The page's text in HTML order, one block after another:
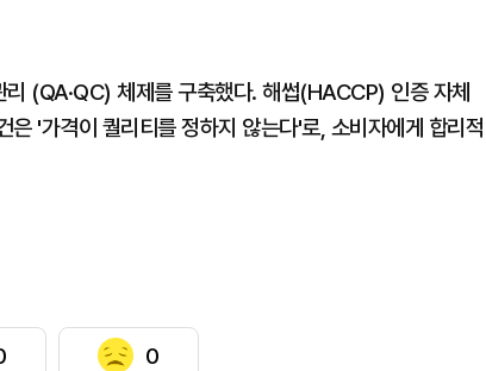
(QA·QC) 체제를 구축했다. 해썹(HACCP) 인증 자체
'가격이 퀄리티를 정하지 않는다'로, 소비자에게 합리적
0